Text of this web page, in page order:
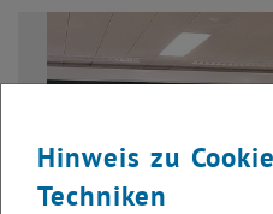
Hinweis zu
Techniken